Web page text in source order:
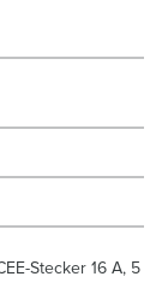
Stecker 16 A, 5